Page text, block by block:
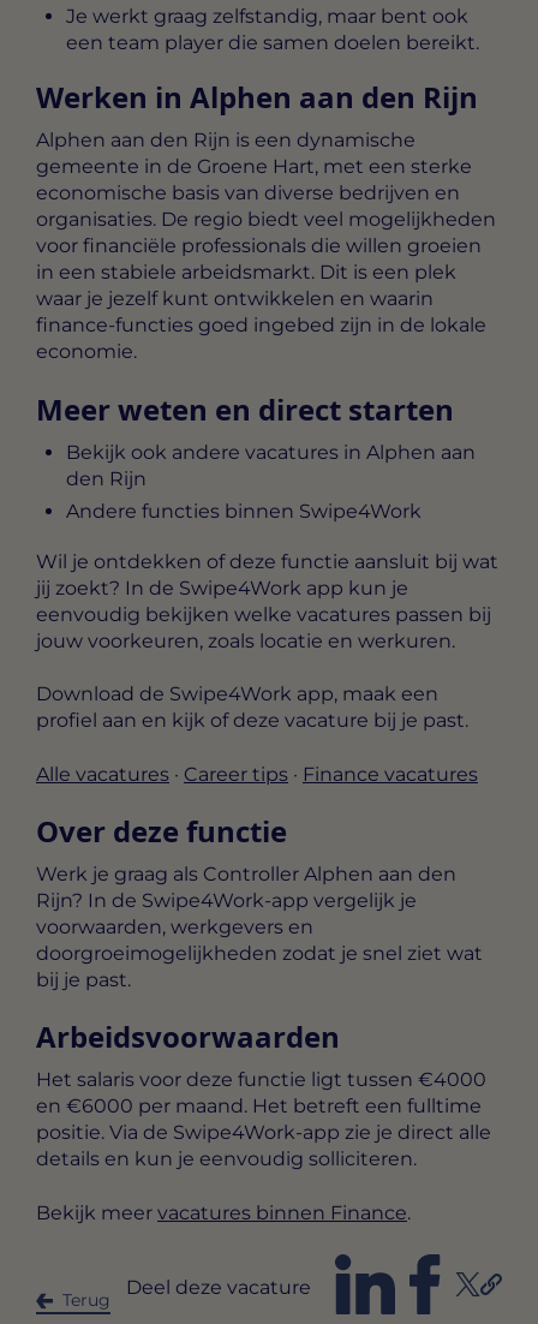
Je werkt graag zelfstandig, maar bent ook
een team player die samen doelen bereikt.
Werken in Alphen aan den Rijn
Alphen aan den Rijn is een dynamische
gemeente in de Groene Hart, met een sterke
economische basis van diverse bedrijven en
organisaties. De regio biedt veel mogelijkheden
voor financiële professionals die willen groeien
in een stabiele arbeidsmarkt. Dit is een plek
waar je jezelf kunt ontwikkelen en waarin
finance-functies goed ingebed zijn in de lokale
economie.
Meer weten en direct starten
Bekijk ook andere vacatures in Alphen aan
den Rijn
Andere functies binnen Swipe4Work
Wil je ontdekken of deze functie aansluit bij wat
jij zoekt? In de Swipe4Work app kun je
eenvoudig bekijken welke vacatures passen bij
jouw voorkeuren, zoals locatie en werkuren.
Download de Swipe4Work app, maak een
profiel aan en kijk of deze vacature bij je past.
Alle vacatures · Career tips · Finance vacatures
Over deze functie
Werk je graag als Controller Alphen aan den
Rijn? In de Swipe4Work-app vergelijk je
voorwaarden, werkgevers en
doorgroeimogelijkheden zodat je snel ziet wat
bij je past.
Arbeidsvoorwaarden
Het salaris voor deze functie ligt tussen €4000
en €6000 per maand . Het betreft een fulltime
positie. Via de Swipe4Work-app zie je direct alle
details en kun je eenvoudig solliciteren.
Bekijk meer vacatures binnen Finance.
Terug
Deel deze vacature